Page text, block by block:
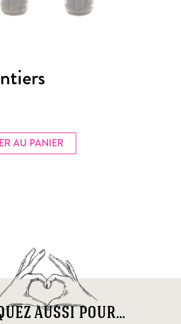
AU PANIER
aussi pour...